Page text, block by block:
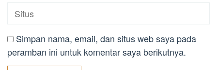
Simpan nama, email, dan situs web saya pada
peramban ini untuk komentar saya berikutnya.